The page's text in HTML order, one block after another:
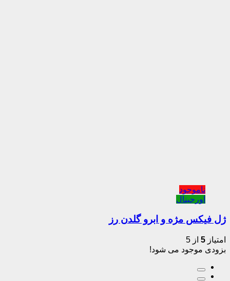
مژه و ابرو گلدن رز
می شود!